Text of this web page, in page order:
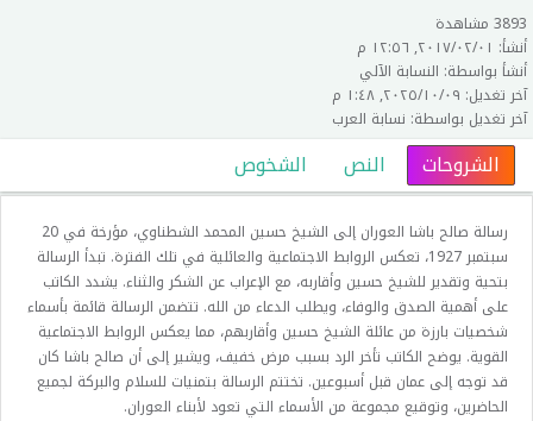
3893 مشاهدة
أنشأ: ٠١‏/٠٢‏/٢٠١٧, ١٢:٥٦ م
أنشأ بواسطة: النسابة الآلي
آخر تغديل: ٠٩‏/١٠‏/٢٠٢٥, ١:٤٨ م
آخر تغديل بواسطة: نسابة العرب
الشروحات النص الشخوص
رسالة صالح باشا العوران إلى الشيخ حسين المحمد الشطناوي، مؤرخة في 20
سبتمبر 1927، تعكس الروابط الاجتماعية والعائلية في تلك الفترة. تبدأ الرسالة
بتحية وتقدير للشيخ حسين وأقاربه، مع الإعراب عن الشكر والثناء. يشدد الكاتب
على أهمية الصدق والوفاء، ويطلب الدعاء من الله. تتضمن الرسالة قائمة بأسماء
شخصيات بارزة من عائلة الشيخ حسين وأقاربهم، مما يعكس الروابط الاجتماعية
القوية. يوضح الكاتب تأخر الرد بسبب مرض خفيف، ويشير إلى أن صالح باشا كان
قد توجه إلى عمان قبل أسبوعين. تختتم الرسالة بتمنيات للسلام والبركة لجميع
الحاضرين، وتوقيع مجموعة من الأسماء التي تعود لأبناء العوران.